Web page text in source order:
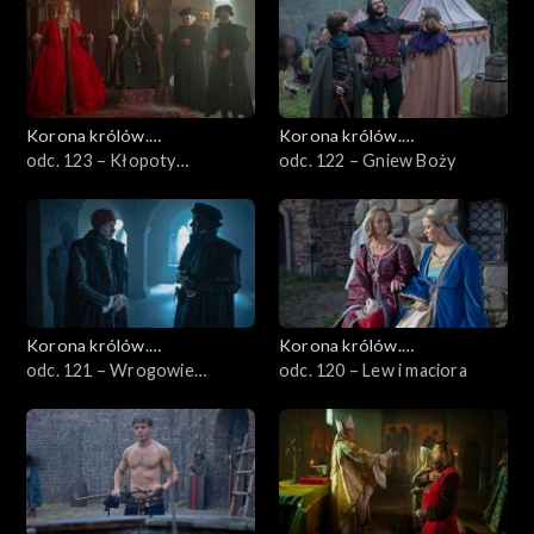
Korona królów.
Jagiellonowie
odc. 123 – Kłopoty
Korona królów.
Jagiellonowie
odc. 122 – Gniew Boży
Korona królów.
Jagiellonowie
odc. 121 – Wrogowie
Korona królów.
Jagiellonowie
odc. 120 – Lew i maciora